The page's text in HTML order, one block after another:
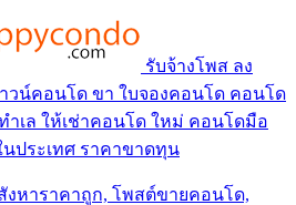
รับจ้างโพส ลง
วน์คอนโด ขา ใบจองคอนโด คอนโด
เล ให้เช่าคอนโด ใหม่ คอนโดมือ
นประเทศ ราคาขาดทุน
งหาราคาถูก, โพสต์ขายคอนโด,